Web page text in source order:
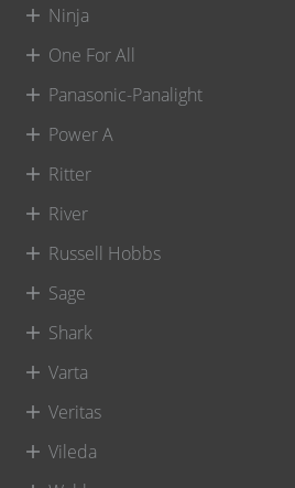
Ninja
One For All
Panasonic-Panalight
Power A
Ritter
River
Russell Hobbs
Sage
Shark
Varta
Veritas
Vileda